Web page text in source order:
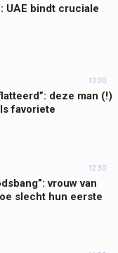
UAE bindt cruciale
13:30
deze man (!)
favoriete
12:30
vrouw van
slecht hun eerste